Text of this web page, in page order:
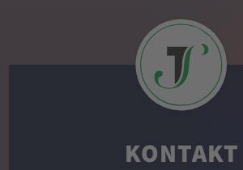
KONTAKT